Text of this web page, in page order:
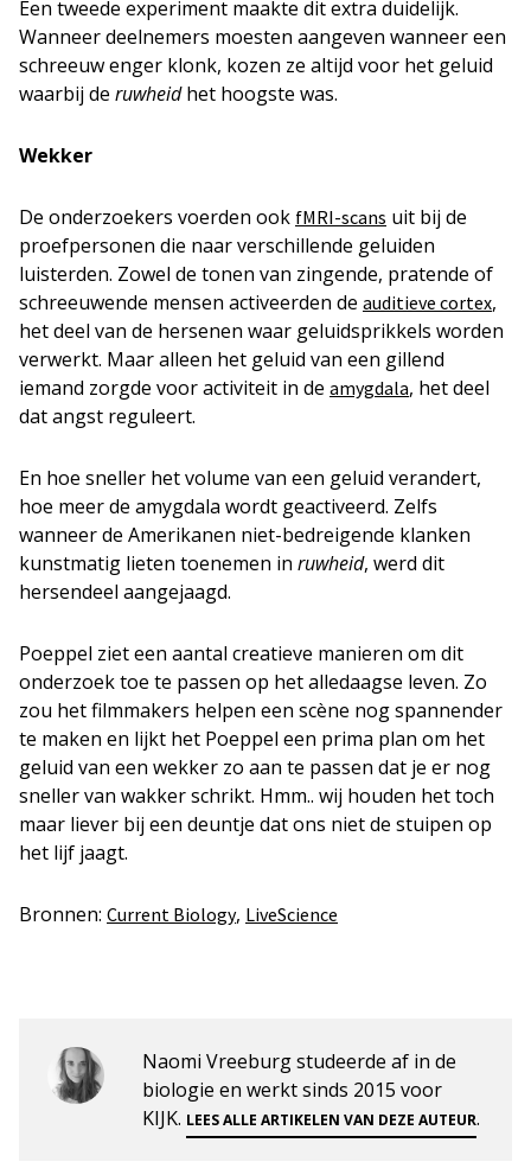
Een tweede experiment maakte dit extra duidelijk.
Wanneer deelnemers moesten aangeven wanneer een
schreeuw enger klonk, kozen ze altijd voor het geluid
waarbij de ruwheidhet hoogste was.
Wekker
De onderzoekers voerden ook fMRI-scans uit bij de
proefpersonen die naar verschillende geluiden
luisterden. Zowel de tonen van zingende, pratende of
schreeuwende mensen activeerden de auditieve cortex,
het deel van de hersenen waar geluidsprikkels worden
verwerkt. Maar alleen het geluid van een gillend
iemand zorgde voor activiteit in de amygdala, het deel
dat angst reguleert.
En hoe sneller het volume van een geluid verandert,
hoe meer de amygdala wordt geactiveerd. Zelfs
wanneer de Amerikanen niet-bedreigende klanken
kunstmatig lieten toenemen in ruwheid, werd dit
hersendeel aangejaagd.
Poeppel ziet een aantal creatieve manieren om dit
onderzoek toe te passen op het alledaagse leven. Zo
zou het filmmakers helpen een scène nog spannender
te maken en lijkt het Poeppel een prima plan om het
geluid van een wekker zo aan te passen dat je er nog
sneller van wakker schrikt. Hmm.. wij houden het toch
maar liever bij een deuntje dat ons niet de stuipen op
het lijf jaagt.
Bronnen: Current Biology, LiveScience
Naomi Vreeburg studeerde af in de
biologie en werkt sinds 2015 voor
KIJK. LEES ALLE ARTIKELEN VAN DEZE AUTEUR.